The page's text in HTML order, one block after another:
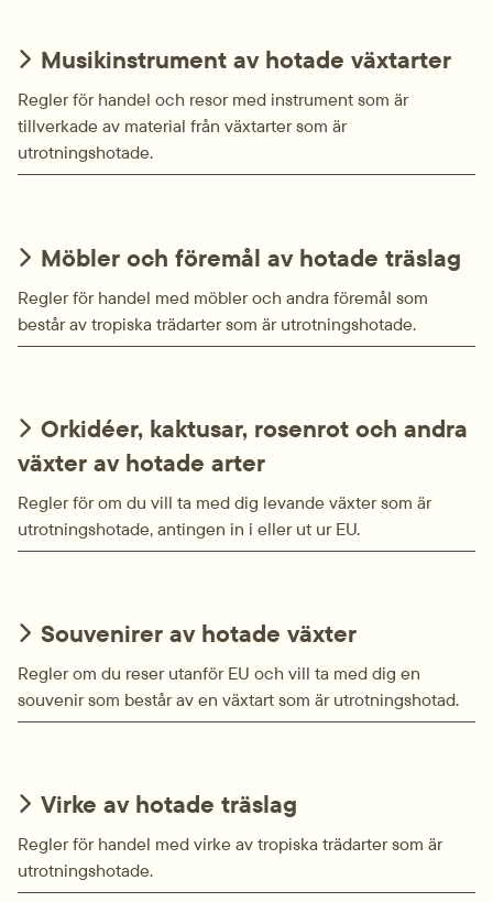
Musikinstrument av hotade växtarter
Regler för handel och resor med instrument som är
tillverkade av material från växtarter som är
utrotningshotade.
Möbler och föremål av hotade träslag
Regler för handel med möbler och andra föremål som
består av tropiska trädarter som är utrotningshotade.
Orkidéer, kaktusar, rosenrot och andra
växter av hotade arter
Regler för om du vill ta med dig levande växter som är
utrotningshotade, antingen in i eller ut ur EU.
Souvenirer av hotade växter
Regler om du reser utanför EU och vill ta med dig en
souvenir som består av en växtart som är utrotningshotad.
Virke av hotade träslag
Regler för handel med virke av tropiska trädarter som är
utrotningshotade.